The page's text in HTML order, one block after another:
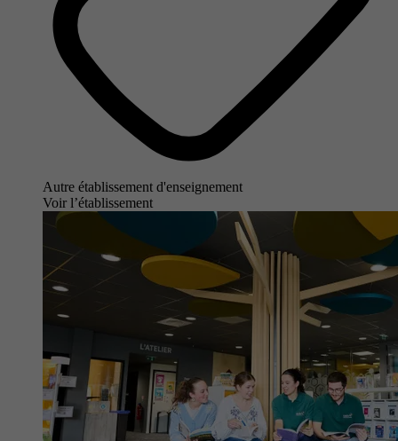
Autre établissement d'enseignement
Voir l’établissement